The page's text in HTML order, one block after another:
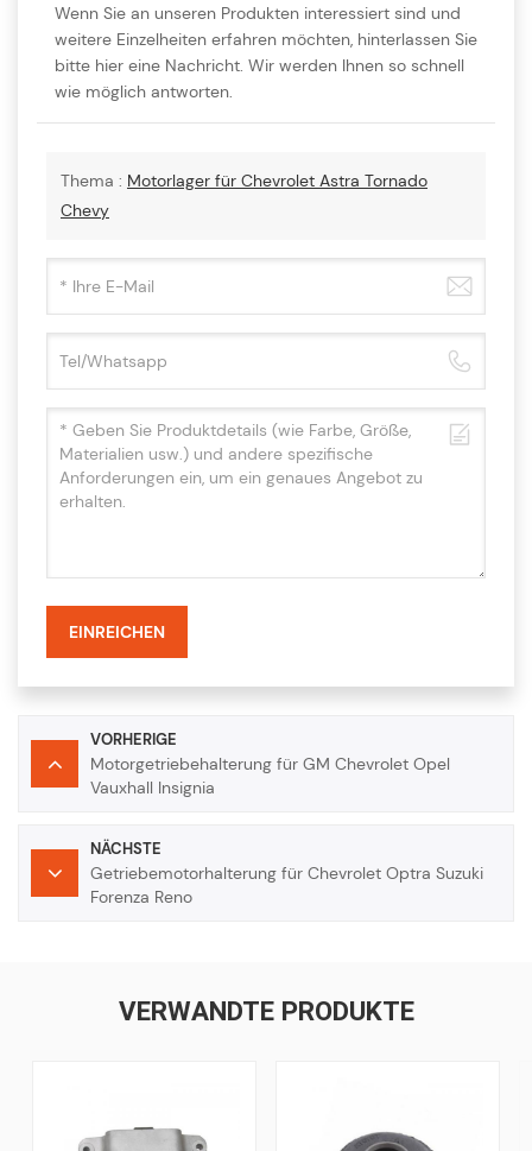
Wenn Sie an unseren Produkten interessiert sind und
weitere Einzelheiten erfahren möchten, hinterlassen Sie
bitte hier eine Nachricht. Wir werden Ihnen so schnell
wie möglich antworten.
Thema : Motorlager für Chevrolet Astra Tornado
Chevy
EINREICHEN
VORHERIGE
Motorgetriebehalterung für GM Chevrolet Opel
Vauxhall Insignia
NÄCHSTE
Getriebemotorhalterung für Chevrolet Optra Suzuki
Forenza Reno
VERWANDTE PRODUKTE